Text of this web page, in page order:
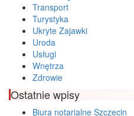
Transport
Turystyka
Ukryte Zajawki
Uroda
Usługi
Wnętrza
Zdrowie
Ostatnie wpisy
Biura notarialne Szczecin